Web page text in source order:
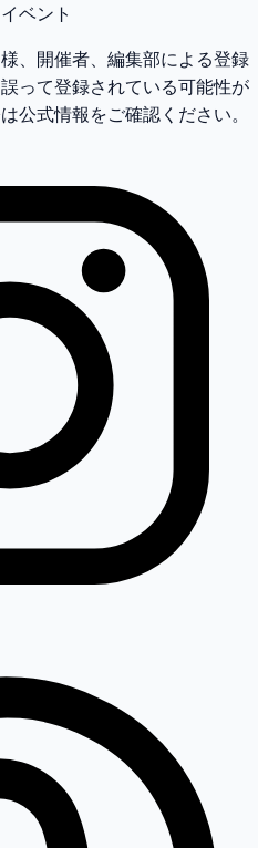
ベント
、開催者、編集部による登録
って登録されている可能性が
公式情報をご確認ください。